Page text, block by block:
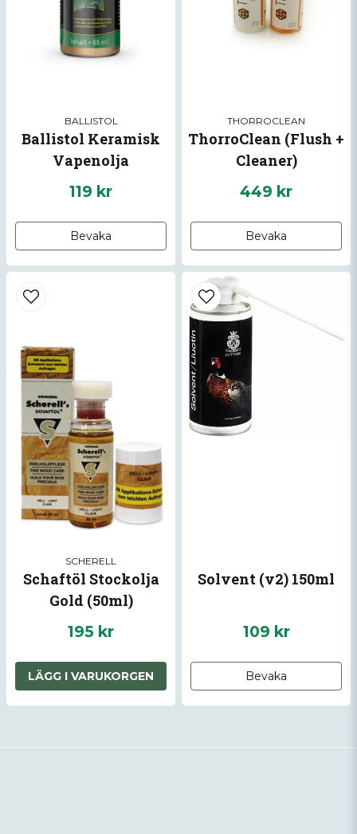
BALLISTOL
Ballistol Keramisk
Vapenolja
119 kr
Bevaka
THORROCLEAN
ThorroClean (Flush +
Cleaner)
449 kr
Bevaka
SCHERELL
Schaftöl Stockolja
Gold (50ml)
195 kr
LÄGG I VARUKORGEN
Solvent (v2) 150ml
109 kr
Bevaka